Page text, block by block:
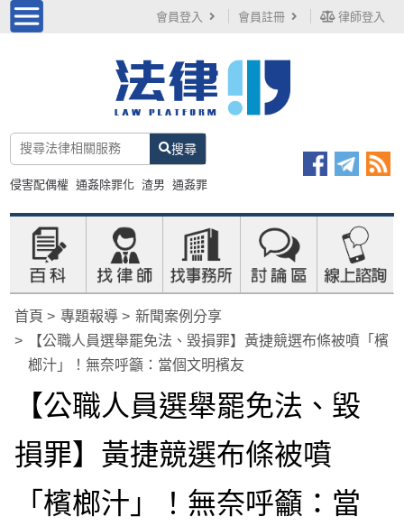
會員登入 會員註冊 律師登入
搜尋
侵害配偶權 通姦除罪化 渣男 通姦罪
首頁 專題報導
新聞案例分享
【公職人員選舉罷免法、毀損罪】黃捷競選布條被噴「檳
榔汁」！無奈呼籲：當個文明檳友
【公職人員選舉罷免法、毀
損罪】黃捷競選布條被噴
「檳榔汁」！無奈呼籲：當